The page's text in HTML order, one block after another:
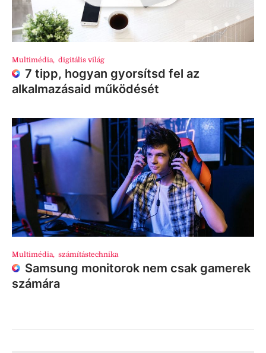
Multimédia, digitális világ
7 tipp, hogyan gyorsítsd fel az
alkalmazásaid működését
Multimédia, számítástechnika
Samsung monitorok nem csak gamerek
számára